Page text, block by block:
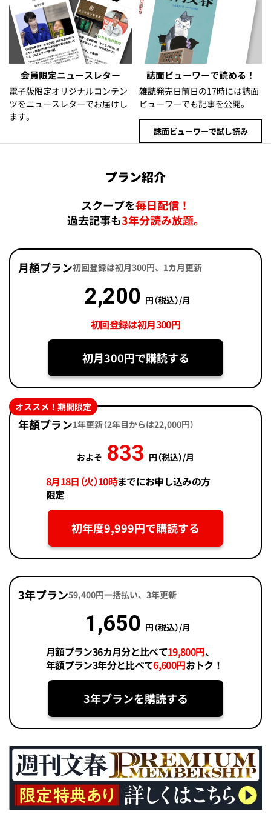
会員限定ニュースレター
電子版限定オリジナルコンテン
ツをニュースレターでお届けし
ます。
誌面ビューワーで読める！
雑誌発売日前日の17時には誌面
ビューワーでも記事を公開。
誌面ビューワーで試し読み
プラン紹介
スクープを毎日配信！
過去記事も3年分読み放題。
月額プラン初回登録は初月300円、1カ月更新
2,200 円（税込）/月
初回登録は初月300円
初月300円で購読する
年額プラン1年更新（2年目からは22,000円）
およそ 833 円（税込）/月
8月18日（火）10時までにお申し込みの方
限定
初年度9,999円で購読する
オススメ！期間限定
3年プラン59,400円一括払い、3年更新
1,650 円（税込）/月
月額プラン36カ月分と比べて19,800円、
年額プラン3年分と比べて6,600円おトク！
3年プランを購読する